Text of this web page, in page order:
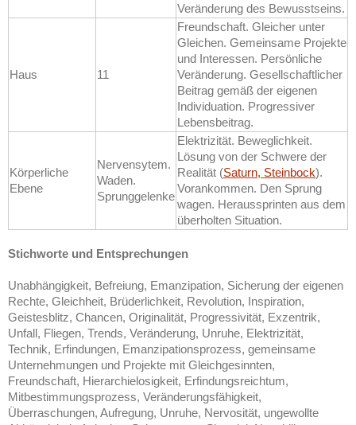
Veränderung des Bewusstseins.
Haus 11
Freundschaft. Gleicher unter
Gleichen. Gemeinsame Projekte
und Interessen. Persönliche
Veränderung. Gesellschaftlicher
Beitrag gemäß der eigenen
Individuation. Progressiver
Lebensbeitrag.
Körperliche
Ebene
Nervensytem.
Waden.
Sprunggelenke
Elektrizität. Beweglichkeit.
Lösung von der Schwere der
Realität (Saturn, Steinbock).
Vorankommen. Den Sprung
wagen. Heraussprinten aus dem
überholten Situation.
Stichworte und Entsprechungen
Unabhängigkeit, Befreiung, Emanzipation, Sicherung der eigenen
Rechte, Gleichheit, Brüderlichkeit, Revolution, Inspiration,
Geistesblitz, Chancen, Originalität, Progressivität, Exzentrik,
Unfall, Fliegen, Trends, Veränderung, Unruhe, Elektrizität,
Technik, Erfindungen, Emanzipationsprozess, gemeinsame
Unternehmungen und Projekte mit Gleichgesinnten,
Freundschaft, Hierarchielosigkeit, Erfindungsreichtum,
Mitbestimmungsprozess, Veränderungsfähigkeit,
Überraschungen, Aufregung, Unruhe, Nervosität, ungewollte